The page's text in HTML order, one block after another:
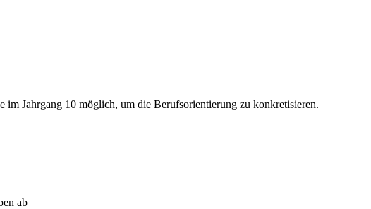
im Jahrgang 10 möglich, um die Berufsorientierung zu konkretisieren.
ab